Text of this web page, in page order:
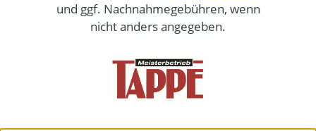
und ggf. Nachnahmegebühren, wenn
nicht anders angegeben.